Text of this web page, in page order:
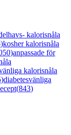
kalorisnåla
)kosher kalorisnåla
)anpassade för
kalorisnåla
)diabetesvänliga
(843)